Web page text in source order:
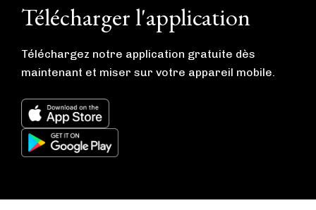
Télécharger l'application
Téléchargez notre application gratuite dès
maintenant et miser sur votre appareil mobile.